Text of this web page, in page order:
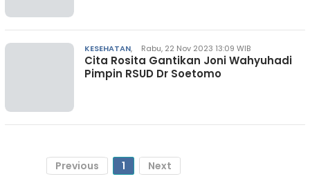
KESEHATAN, Rabu, 22 Nov 2023 13:09 WIB
Cita Rosita Gantikan Joni Wahyuhadi
Pimpin RSUD Dr Soetomo
Previous 1 Next